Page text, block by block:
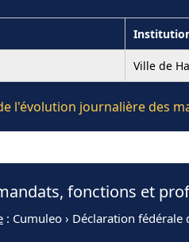
Ville de
l'évolution journalière des
fonctions et
: Cumuleo › Déclaration